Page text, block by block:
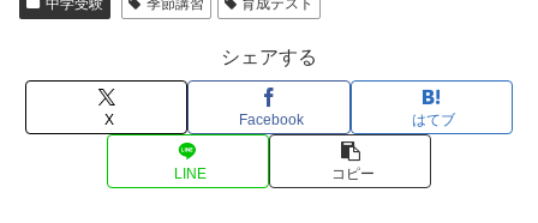
中学受験 季節講習 育成テスト
シェアする
X Facebook はてブ
LINE コピー